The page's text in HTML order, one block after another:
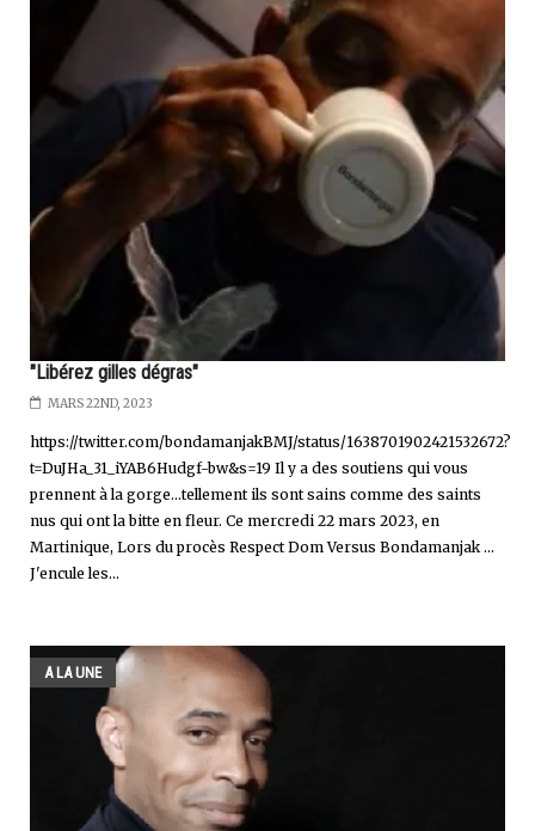
"Libérez gilles dégras"
MARS 22ND, 2023
https://twitter.com/bondamanjakBMJ/status/1638701902421532672?
t=DuJHa_31_iYAB6Hudgf-bw&s=19 Il y a des soutiens qui vous
prennent à la gorge...tellement ils sont sains comme des saints
nus qui ont la bitte en fleur. Ce mercredi 22 mars 2023, en
Martinique, Lors du procès Respect Dom Versus Bondamanjak ...
J'encule les...
A LA UNE